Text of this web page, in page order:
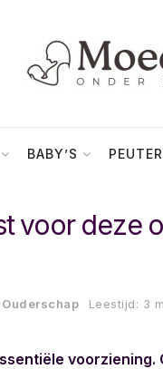
BABY’S
voor deze
Ouderschap Leestijd: 3
voorziening.